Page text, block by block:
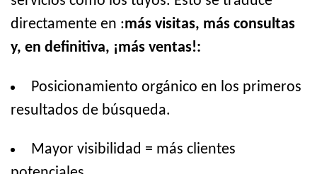
directamente en :más visitas, más consultas
y, en definitiva, ¡más ventas!:
Posicionamiento orgánico en los primeros
resultados de búsqueda.
Mayor visibilidad = más clientes